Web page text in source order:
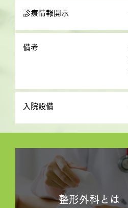
診療情報開示
備考
入院設備
整形外科とは